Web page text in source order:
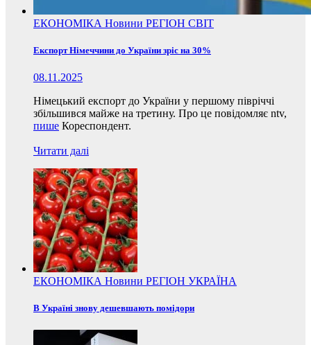
ЕКОНОМІКА Новини РЕГІОН СВІТ
Експорт Німеччини до України зріс на 30%
08.11.2025
Німецький експорт до України у першому півріччі
збільшився майже на третину. Про це повідомляє ntv,
пише Кореспондент.
Читати далі
ЕКОНОМІКА Новини РЕГІОН УКРАЇНА
В Україні знову дешевшають помідори